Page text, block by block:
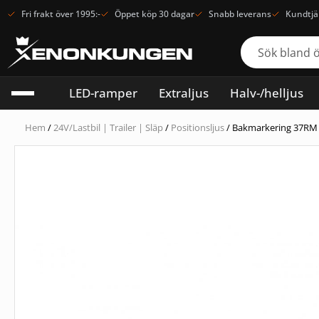
Fri frakt över 1995:- Öppet köp 30 dagar Snabb leverans
LED-ramper Extraljus Halv-/helljus
Hem / 24V/Lastbil | Trailer | Släp/ Positionsljus/ Bakmarkering 37RM